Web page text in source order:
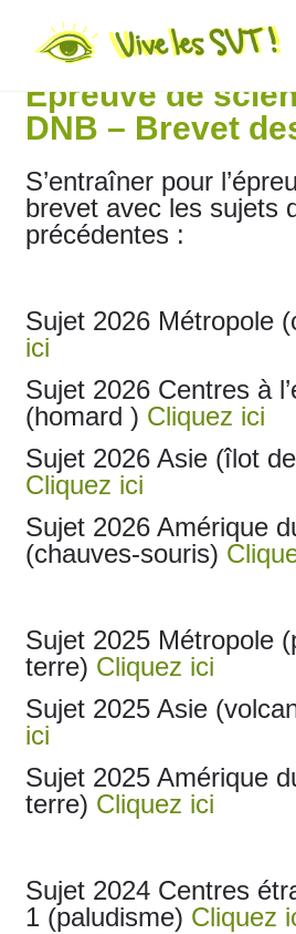
3ème
Epreuve de
DNB – Brevet
S’entraîner pour
brevet avec les sujets
précédentes :
Sujet 2026 Métropole
ici
Sujet 2026 Centres à
(homard ) Cliquez ici
Sujet 2026 Asie (îlot
Cliquez ici
Sujet 2026 Amérique
(chauves-souris)
Sujet 2025 Métropole
terre) Cliquez ici
Sujet 2025 Asie
ici
Sujet 2025 Amérique
terre) Cliquez ici
Sujet 2024 Centres
1 (paludisme) Cliquez